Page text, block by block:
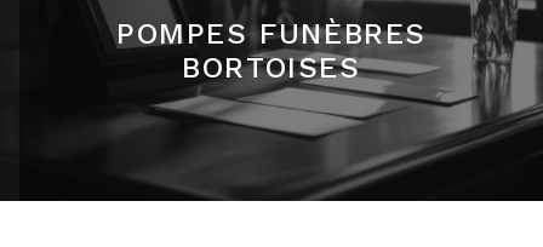
POMPES FUNÈBRES
BORTOISES